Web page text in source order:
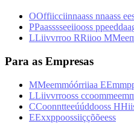
OOffiicciinnaass nnaass ee
PPaasssseeiiooss ppeeddaa
LLiivvrroo RRiioo MMee
Para as Empresas
MMeemmóórriiaa EEmmp
LLiivvrrooss ccoommeem
CCoonntteeúúddooss HHii
EExxppoossiiççõõeess